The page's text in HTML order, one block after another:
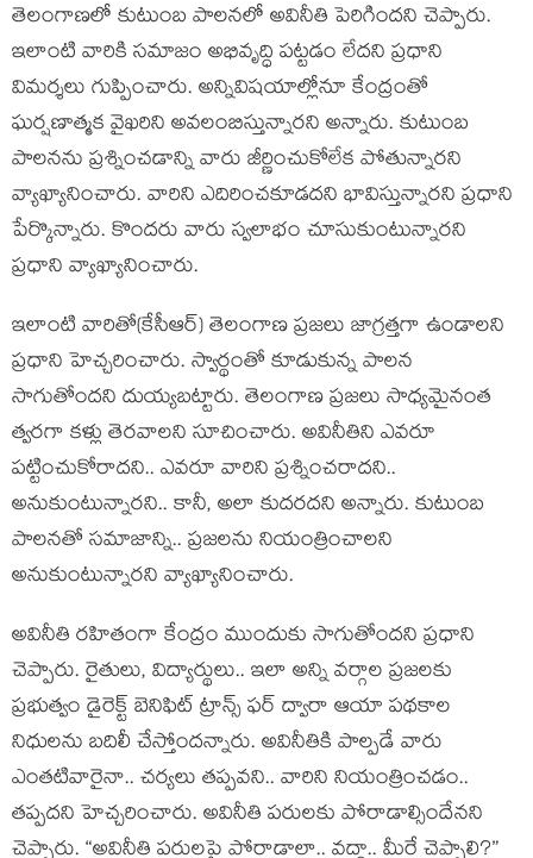
తెలంగాణ‌లో కుటుంబ పాల‌న‌లో అవినీతి పెరిగింద‌ని చెప్పారు.
ఇలాంటి వారికి స‌మాజం అభివృద్ధి ప‌ట్ట‌డం లేద‌ని ప్ర‌ధాని
విమ‌ర్శ‌లు గుప్పించారు. అన్నివిష‌యాల్లోనూ కేంద్రంతో
ఘ‌ర్ష‌ణాత్మ‌క వైఖ‌రిని అవ‌లంబిస్తున్నార‌ని అన్నారు. కుటుంబ
పాల‌న‌ను ప్ర‌శ్నించ‌డాన్ని వారు జీర్ణించుకోలేక పోతున్నార‌ని
వ్యాఖ్యానించారు. వారిని ఎదిరించ‌కూడద‌ని భావిస్తున్నార‌ని ప్ర‌ధాని
పేర్కొన్నారు. కొంద‌రు వారు స్వ‌లాభం చూసుకుంటున్నార‌ని
ప్ర‌ధాని వ్యాఖ్యానించారు.
ఇలాంటి వారితో(కేసీఆర్‌) తెలంగాణ ప్ర‌జ‌లు జాగ్ర‌త్త‌గా ఉండాల‌ని
ప్ర‌ధాని హెచ్చ‌రించారు. స్వార్థంతో కూడుకున్న పాల‌న
సాగుతోంద‌ని దుయ్య‌బ‌ట్టారు. తెలంగాణ ప్ర‌జ‌లు సాధ్య‌మైనంత
త్వ‌ర‌గా క‌ళ్లు తెర‌వాల‌ని సూచించారు. అవినీతిని ఎవ‌రూ
ప‌ట్టించుకోరాద‌ని.. ఎవ‌రూ వారిని ప్ర‌శ్నించ‌రాద‌ని..
అనుకుంటున్నార‌ని.. కానీ, అలా కుద‌ర‌ద‌ని అన్నారు. కుటుంబ
పాల‌న‌తో స‌మాజాన్ని.. ప్ర‌జ‌ల‌ను నియంత్రించాల‌ని
అనుకుంటున్నార‌ని వ్యాఖ్యానించారు.
అవినీతి ర‌హితంగా కేంద్రం ముందుకు సాగుతోంద‌ని ప్ర‌ధాని
చెప్పారు. రైతులు, విద్యార్థులు.. ఇలా అన్ని వ‌ర్గాల ప్ర‌జ‌ల‌కు
ప్ర‌భుత్వం డైరెక్ట్ బెనిఫిట్ ట్రాన్స్ ఫ‌ర్ ద్వారా ఆయా ప‌థ‌కాల
నిధుల‌ను బ‌దిలీ చేస్తోంద‌న్నారు. అవినీతికి పాల్ప‌డే వారు
ఎంతటివారైనా.. చ‌ర్య‌లు త‌ప్ప‌వ‌ని.. వారిని నియంత్రించ‌డం..
త‌ప్ప‌ద‌ని హెచ్చ‌రించారు. అవినీతి ప‌రుల‌కు పోరాడాల్సిందేన‌ని